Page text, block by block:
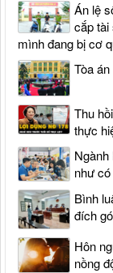
Án lệ
cắp tài
mình đang bị cơ
Tòa
Thu
thực
như
Bình
đích
Hôn
nồng